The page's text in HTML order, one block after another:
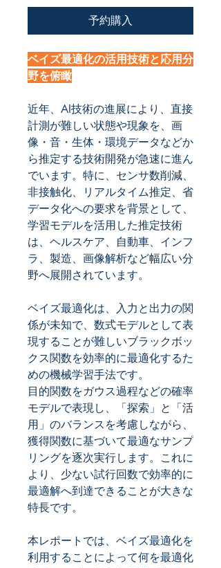
予約購入
ベイズ最適化の活用技術と応用分
野を俯瞰
近年、AI技術の進展により、直接
計測が難しい状態や現象を、画
像・音・生体・環境データなどか
ら推定する技術開発が急速に進ん
でいます。特に、センサ数削減、
非接触化、リアルタイム推定、省
データ化への要求を背景として、
学習モデルを活用した推定技術
は、ヘルスケア、自動車、インフ
ラ、製造、画像解析など幅広い分
野へ展開されています。
ベイズ最適化は、入力と出力の関
係が未知で、数式モデルとして表
現することが難しいブラックボッ
クス関数を効率的に最適化するた
めの機械学習手法です。
目的関数をガウス過程などの確率
モデルで表現し、「探索」と「活
用」のバランスを考慮しながら、
獲得関数に基づいて最適なサンプ
リングを逐次実行します。これに
より、少ない試行回数で効率的に
最適解へ到達できることが大きな
特長です。
本レポートでは、ベイズ最適化を
利用することによって何を最適化